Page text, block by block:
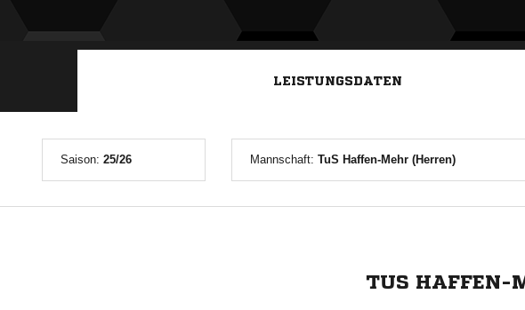
LEISTUNGSDATEN
Saison: 25/26 Mannschaft:TuS Haffen-Mehr (Herren)
TUS HAFFEN-